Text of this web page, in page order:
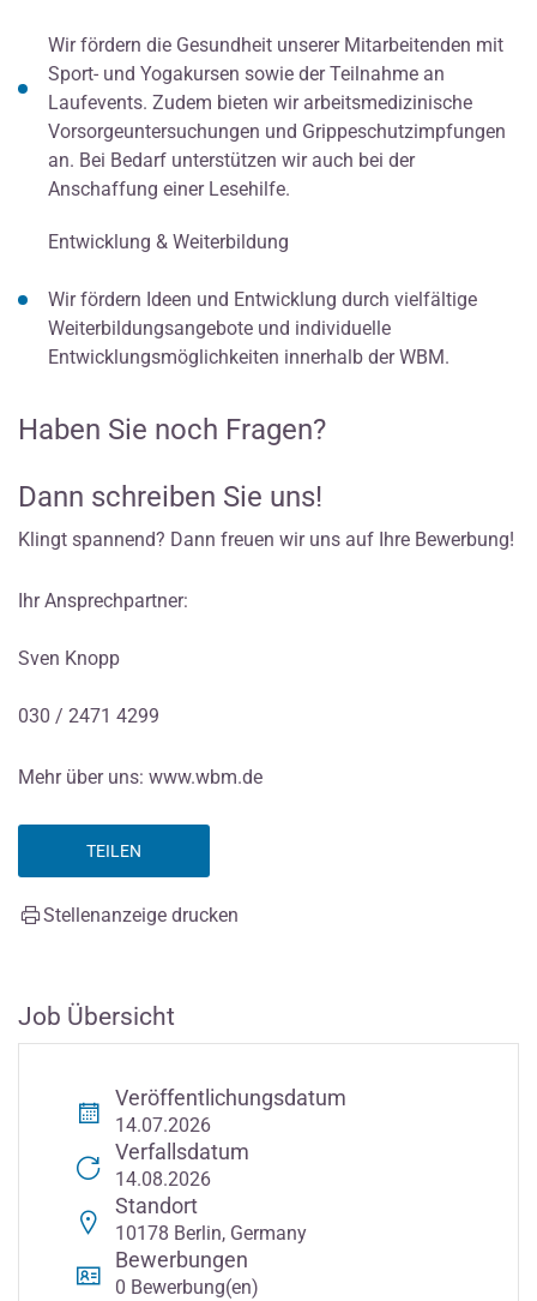
Wir fördern die Gesundheit unserer Mitarbeitenden mit
Sport- und Yogakursen sowie der Teilnahme an
Laufevents. Zudem bieten wir arbeitsmedizinische
Vorsorgeuntersuchungen und Grippeschutzimpfungen
an. Bei Bedarf unterstützen wir auch bei der
Anschaffung einer Lesehilfe.
Entwicklung & Weiterbildung
Wir fördern Ideen und Entwicklung durch vielfältige
Weiterbildungsangebote und individuelle
Entwicklungsmöglichkeiten innerhalb der WBM.
Haben Sie noch Fragen?
Dann schreiben Sie uns!
Klingt spannend? Dann freuen wir uns auf Ihre Bewerbung!
Ihr Ansprechpartner:
Sven Knopp
030 / 2471 4299
Mehr über uns: www.wbm.de
TEILEN
Stellenanzeige drucken
Job Übersicht
Veröffentlichungsdatum
14.07.2026
Verfallsdatum
14.08.2026
Standort
10178 Berlin, Germany
Bewerbungen
0 Bewerbung(en)